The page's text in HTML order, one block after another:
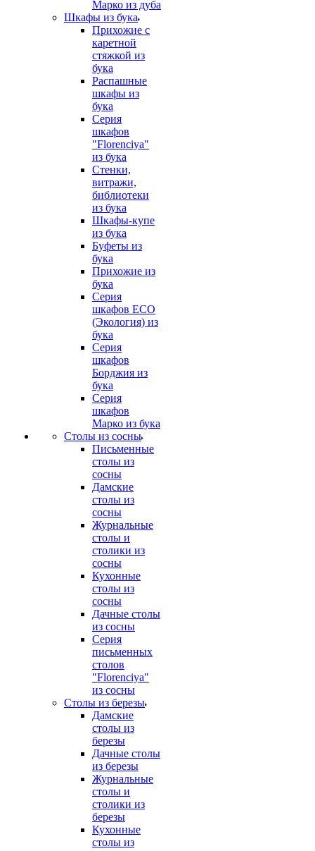
Марко из дуба
Шкафы из бука
Прихожие с
каретной
стяжкой из
бука
Распашные
шкафы из
бука
Серия
шкафов
"Florenciya"
из бука
Стенки,
витражи,
библиотеки
из бука
Шкафы-купе
из бука
Буфеты из
бука
Прихожие из
бука
Серия
шкафов ECO
(Экология) из
бука
Серия
шкафов
Борджия из
бука
Серия
шкафов
Марко из бука
Столы из сосны
Письменные
столы из
сосны
Дамские
столы из
сосны
Журнальные
столы и
столики из
сосны
Кухонные
столы из
сосны
Дачные столы
из сосны
Серия
письменных
столов
"Florenciya"
из сосны
Столы из березы
Дамские
столы из
березы
Дачные столы
из березы
Журнальные
столы и
столики из
березы
Кухонные
столы из